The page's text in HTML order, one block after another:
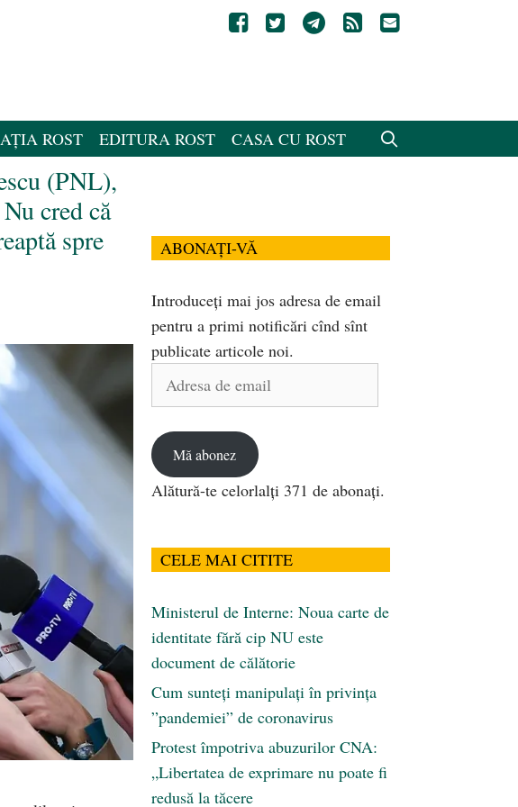
ROST EDITURA ROST CASA CU ROST
(PNL),
cred că
spre
ABONAȚI-VĂ
Introduceți mai jos adresa de email
pentru a primi notificări cînd sînt
publicate articole noi.
Adresa
Mă abonez
Alătură-te celorlalți 371 de abonați.
CELE MAI CITITE
Ministerul de Interne: Noua carte de
identitate fără cip NU este
document de călătorie
Cum sunteți manipulați în privința
”pandemiei” de coronavirus
Protest împotriva abuzurilor CNA:
„Libertatea de exprimare nu poate fi
redusă la tăcere